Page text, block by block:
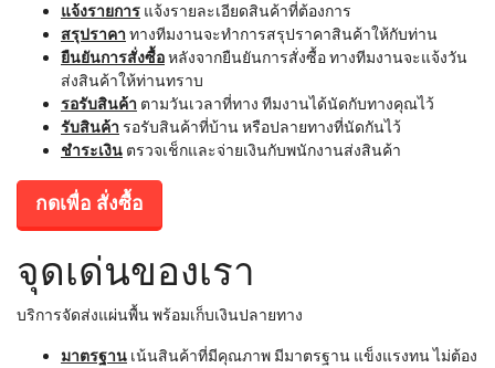
แจ้งรายการ แจ้งรายละเอียดสินค้าที่ต้องการ
สรุปราคา ทางทีมงานจะทำการสรุปราคาสินค้าให้กับท่าน
ยืนยันการสั่งซื้อหลังจากยืนยันการสั่งซื้อ ทางทีมงานจะแจ้งวัน
ส่งสินค้าให้ท่านทราบ
รอรับสินค้า ตามวันเวลาที่ทาง ทีมงานได้นัดกับทางคุณไว้
รับสินค้า รอรับสินค้าที่บ้าน หรือปลายทางที่นัดกันไว้
ชำระเงิน ตรวจเช็กและจ่ายเงินกับพนักงานส่งสินค้า
กดเพื่อ สั่งซื้อ
จุดเด่นของเรา
บริการจัดส่งแผ่นพื้น พร้อมเก็บเงินปลายทาง
มาตรฐาน เน้นสินค้าที่มีคุณภาพ มีมาตรฐาน แข็งแรงทน ไม่ต้อง